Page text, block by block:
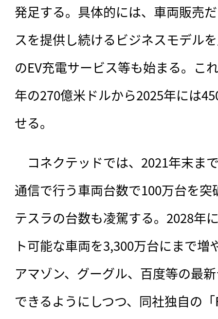
発足する。具体的には、車両販売
スを提供し続けるビジネスモデル
のEV充電サービス等も始まる。こ
年の270億米ドルから2025年には
せる。
コネクテッドでは、2021年末ま
通信で行う車両台数で100万台を
テスラの台数も凌駕する。2028年
ト可能な車両を3,300万台にまで増
アマゾン、グーグル、百度等の最
できるようにしつつ、同社独自の